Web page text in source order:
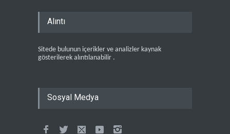
Alıntı
Sitede bulunun içerikler ve analizler kaynak
gösterilerek alıntılanabilir .
Sosyal Medya